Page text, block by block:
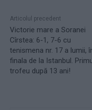
Articolul precedent
Victorie mare a Soranei
Cîrstea: 6-1, 7-6 cu
tenismena nr. 17 a lumii,
finala de la Istanbul.
trofeu după 13 ani!